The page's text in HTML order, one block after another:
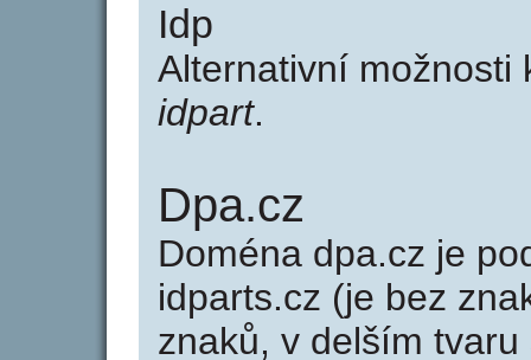
Idp
Alternativní možnosti
idpart.
Dpa.cz
Doména dpa.cz je
idparts.cz (je bez
znaků, v delším